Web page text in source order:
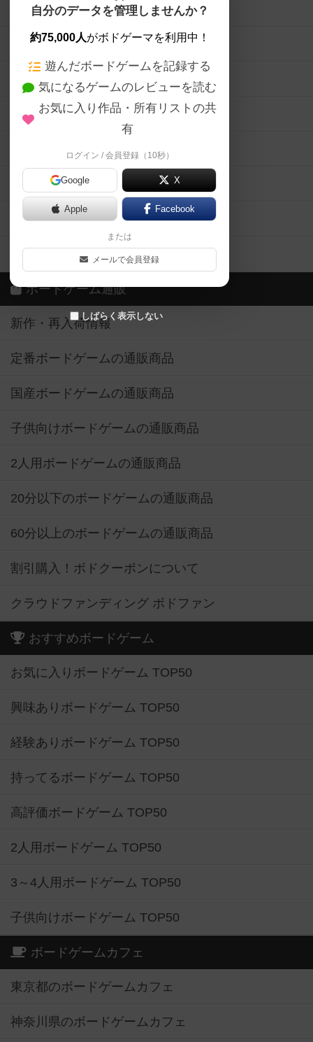
自分のデータを管理しませんか？
約75,000人がボドゲーマを利用中！
遊んだボードゲームを記録する
気になるゲームのレビューを読む
お気に入り作品・所有リストの共
有
ログイン / 会員登録（10秒）
Google X
Apple Facebook
または
メールで会員登録
しばらく表示しない
ボードゲームを検索する
ボードゲームの新着レビュー
ボードゲーム会情報
メカニクス特集
掲示板・トピックス
ボドとも・会員一覧
ボードゲーム業界コラム
ボドゲーマご利用案内
ボードゲーム通販
新作・再入荷情報
定番ボードゲームの通販商品
国産ボードゲームの通販商品
子供向けボードゲームの通販商品
2人用ボードゲームの通販商品
20分以下のボードゲームの通販商品
60分以上のボードゲームの通販商品
割引購入！ボドクーポンについて
クラウドファンディング ボドファン
おすすめボードゲーム
お気に入りボードゲーム TOP50
興味ありボードゲーム TOP50
経験ありボードゲーム TOP50
持ってるボードゲーム TOP50
高評価ボードゲーム TOP50
2人用ボードゲーム TOP50
3～4人用ボードゲーム TOP50
子供向けボードゲーム TOP50
ボードゲームカフェ
東京都のボードゲームカフェ
神奈川県のボードゲームカフェ